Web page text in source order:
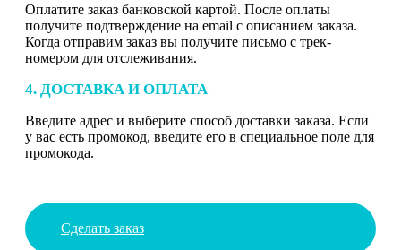
Оплатите заказ банковской картой. После оплаты
получите подтверждение на email с описанием заказа.
Когда отправим заказ вы получите письмо с трек-
номером для отслеживания.
4. ДОСТАВКА И ОПЛАТА
Введите адрес и выберите способ доставки заказа. Если
у вас есть промокод, введите его в специальное поле для
промокода.
Сделать заказ